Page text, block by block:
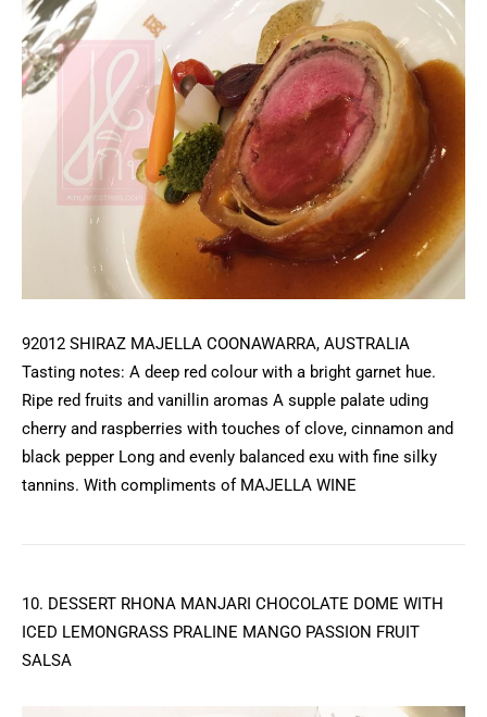
92012 SHIRAZ MAJELLA COONAWARRA, AUSTRALIA
Tasting notes: A deep red colour with a bright garnet hue.
Ripe red fruits and vanillin aromas A supple palate uding
cherry and raspberries with touches of clove, cinnamon and
black pepper Long and evenly balanced exu with fine silky
tannins. With compliments of MAJELLA WINE
10. DESSERT RHONA MANJARI CHOCOLATE DOME WITH
ICED LEMONGRASS PRALINE MANGO PASSION FRUIT
SALSA